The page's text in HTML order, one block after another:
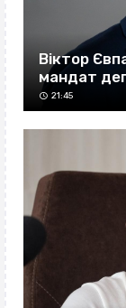
Віктор
мандат
21:45